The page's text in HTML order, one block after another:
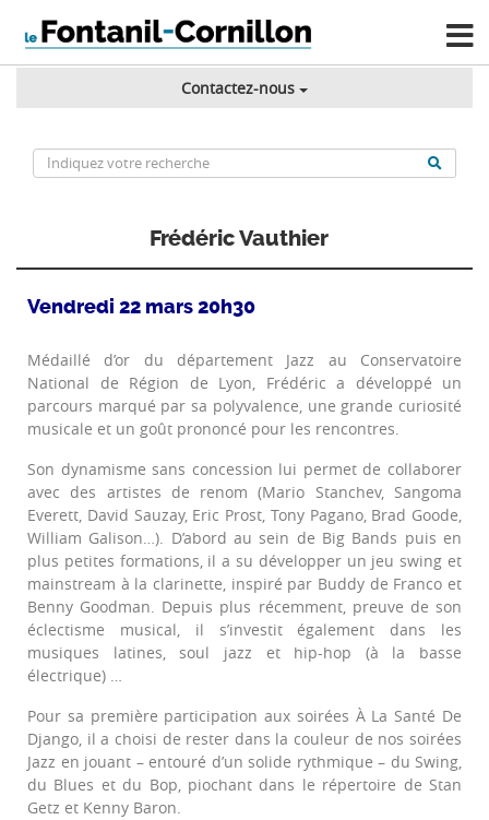
Contactez-nous
Frédéric Vauthier
Vendredi 22 mars 20h30
Médaillé d’or du département Jazz au Conservatoire
National de Région de Lyon, Frédéric a développé un
parcours marqué par sa polyvalence, une grande curiosité
musicale et un goût prononcé pour les rencontres.
Son dynamisme sans concession lui permet de collaborer
avec des artistes de renom (Mario Stanchev, Sangoma
Everett, David Sauzay, Eric Prost, Tony Pagano, Brad Goode,
William Galison…). D’abord au sein de Big Bands puis en
plus petites formations, il a su développer un jeu swing et
mainstream à la clarinette, inspiré par Buddy de Franco et
Benny Goodman. Depuis plus récemment, preuve de son
éclectisme musical, il s’investit également dans les
musiques latines, soul jazz et hip-hop (à la basse
électrique) …
Pour sa première participation aux soirées À La Santé De
Django, il a choisi de rester dans la couleur de nos soirées
Jazz en jouant – entouré d’un solide rythmique – du Swing,
du Blues et du Bop, piochant dans le répertoire de Stan
Getz et Kenny Baron.